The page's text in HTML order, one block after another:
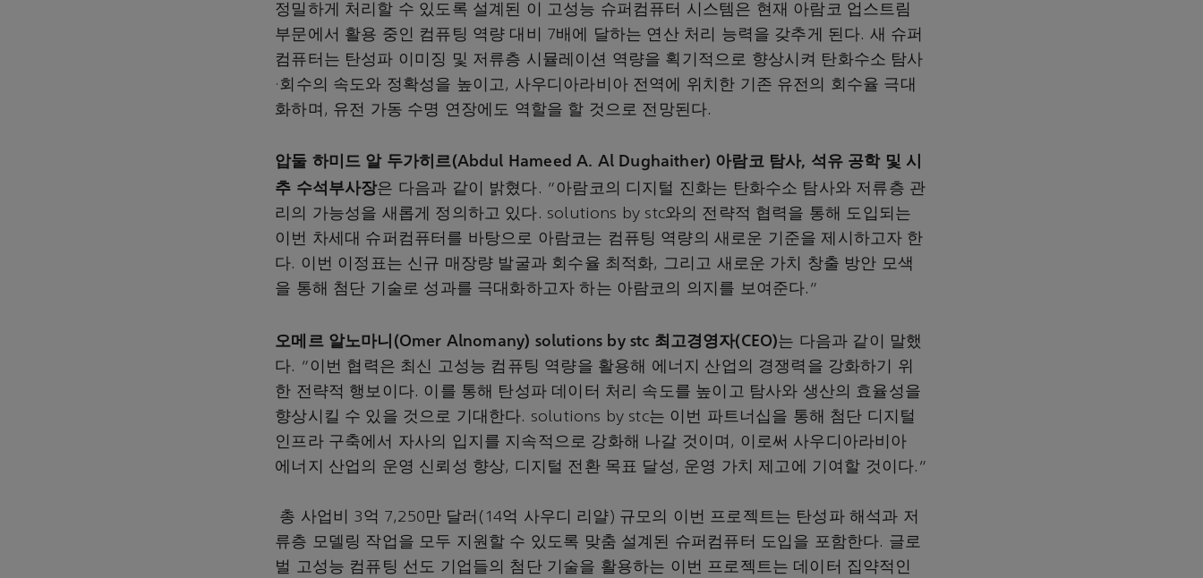
정밀하게 처리할 수 있도록 설계된 이 고성능 슈퍼컴퓨터 시스템은 현재 아람코 업스트림
부문에서 활용 중인 컴퓨팅 역량 대비 7배에 달하는 연산 처리 능력을 갖추게 된다. 새 슈퍼
컴퓨터는 탄성파 이미징 및 저류층 시뮬레이션 역량을 획기적으로 향상시켜 탄화수소 탐사
·회수의 속도와 정확성을 높이고, 사우디아라비아 전역에 위치한 기존 유전의 회수율 극대
화하며, 유전 가동 수명 연장에도 역할을 할 것으로 전망된다.
압둘 하미드 알 두가히르(Abdul Hameed A. Al Dughaither) 아람코 탐사, 석유 공학 및 시
추 수석부사장은 다음과 같이 밝혔다. “아람코의 디지털 진화는 탄화수소 탐사와 저류층 관
리의 가능성을 새롭게 정의하고 있다. solutions by stc와의 전략적 협력을 통해 도입되는
이번 차세대 슈퍼컴퓨터를 바탕으로 아람코는 컴퓨팅 역량의 새로운 기준을 제시하고자 한
다. 이번 이정표는 신규 매장량 발굴과 회수율 최적화, 그리고 새로운 가치 창출 방안 모색
을 통해 첨단 기술로 성과를 극대화하고자 하는 아람코의 의지를 보여준다.”
오메르알노마니(Omer Alnomany) solutions by stc 최고경영자(CEO)는 다음과 같이 말했
다. “이번 협력은 최신 고성능 컴퓨팅 역량을 활용해 에너지 산업의 경쟁력을 강화하기 위
한 전략적 행보이다. 이를 통해 탄성파 데이터 처리 속도를 높이고 탐사와 생산의 효율성을
향상시킬 수 있을 것으로 기대한다. solutions by stc는 이번 파트너십을 통해 첨단 디지털
인프라 구축에서 자사의 입지를 지속적으로 강화해 나갈 것이며, 이로써 사우디아라비아
에너지 산업의 운영 신뢰성 향상, 디지털 전환 목표 달성, 운영 가치 제고에 기여할 것이다.”
총 사업비 3억 7,250만 달러(14억 사우디 리얄) 규모의 이번 프로젝트는 탄성파 해석과 저
류층 모델링 작업을 모두 지원할 수 있도록 맞춤 설계된 슈퍼컴퓨터 도입을 포함한다. 글로
벌 고성능 컴퓨팅 선도 기업들의 첨단 기술을 활용하는 이번 프로젝트는 데이터 집약적인